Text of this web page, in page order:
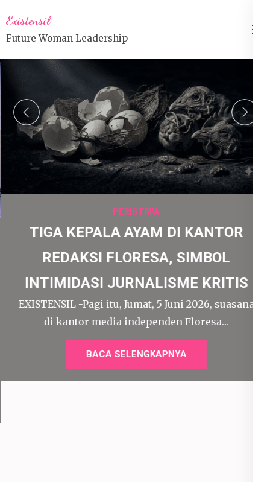
ke
konten
(Tekan
Existensil
Future Woman Leadership
PERISTIWA
TIGA KEPALA AYAM DI KANTOR
REDAKSI FLORESA, SIMBOL
INTIMIDASI JURNALISME KRITIS
EXISTENSIL -Pagi itu, Jumat, 5 Juni 2026, suasana
di kantor media independen Floresa…
BACA SELENGKAPNYA
prev